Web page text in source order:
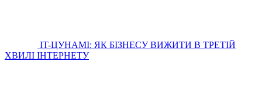
IT-ЦУНАМІ: ЯК БІЗНЕСУ ВИЖИТИ В ТРЕТІЙ
ХВИЛІ ІНТЕРНЕТУ